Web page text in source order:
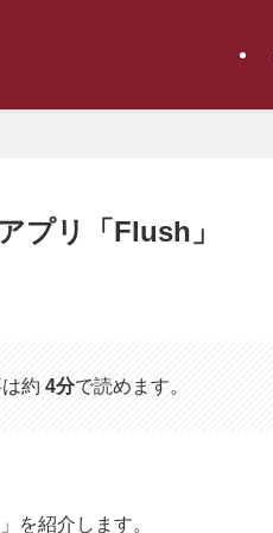
プリ「Flush」
約 4分で読めます。
を紹介します。